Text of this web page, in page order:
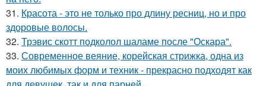
31. Красота - это не только про длину ресниц, но и про
здоровые волосы.
32. Трэвис скотт подколол шаламе после "Оскара".
33. Современное веяние, корейская стрижка, одна из
моих любимых форм и техник - прекрасно подходят как